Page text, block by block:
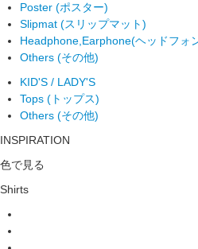
Poster (ポスター)
Slipmat (スリップマット)
Headphone,Earphone(ヘッドフォ
Others (その他)
KID'S / LADY'S
Tops (トップス)
Others (その他)
INSPIRATION
色で見る
Shirts